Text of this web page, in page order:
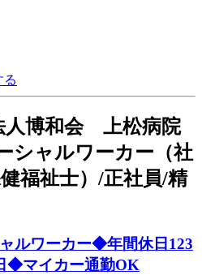
る
人博和会 上松病院
シャルワーカー（社
福祉士）/正社員/精
ルワーカー◆年間休日123
◆マイカー通勤OK